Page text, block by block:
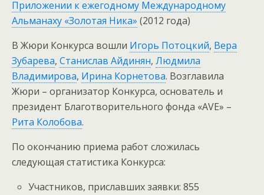
Приложении к ежегодному Международному
Альманаху «Золотая Ника» (2012 года)
В Жюри Конкурса вошли Игорь Потоцкий, Вера
Зубарева, Станислав Айдинян, Людмила
Владимирова, Ирина Корнетова. Возглавила
Жюри – организатор Конкурса, основатель и
президент Благотворительного фонда «AVE» –
Рита Колобова.
По окончанию приема работ сложилась
следующая статистика Конкурса:
Участников, приславших заявки: 855